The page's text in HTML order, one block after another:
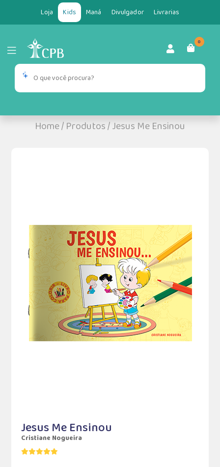
Loja Kids Maná Divulgador Livrarias
0
Home/Produtos/Jesus Me Ensinou
Jesus Me Ensinou
Cristiane Nogueira